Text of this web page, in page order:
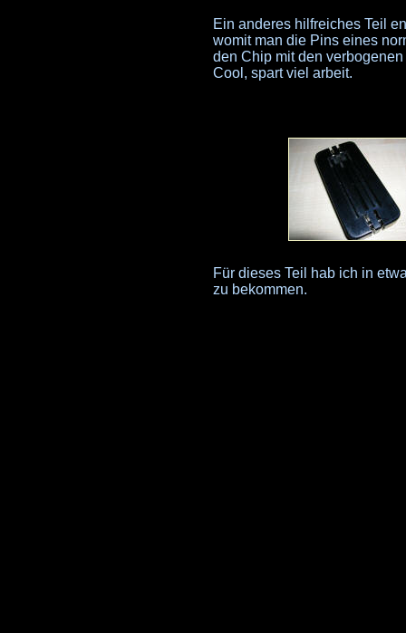
Ein anderes hilfreiches Teil
womit man die Pins eines
den Chip mit den
Cool, spart viel arbeit.
Für dieses Teil hab ich in
zu bekommen.